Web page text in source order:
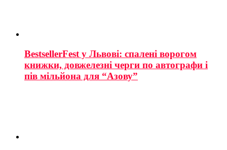
BestsellerFest у Львові: спалені ворогом
книжки, довжелезні черги по автографи і
пів мільйона для “Азову”